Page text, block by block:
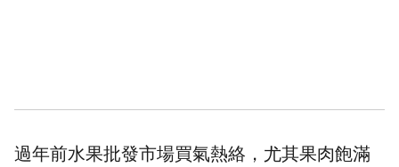
過年前水果批發市場買氣熱絡，尤其果肉飽滿